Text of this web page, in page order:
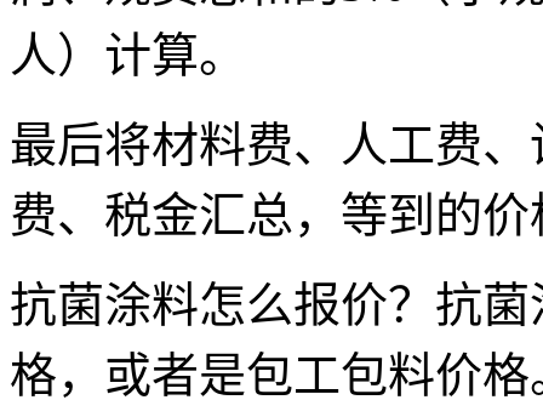
人）计算。
最后将材料费、人工费
费、税金汇总，等到的
抗菌涂料怎么报价？抗
格，或者是包工包料价